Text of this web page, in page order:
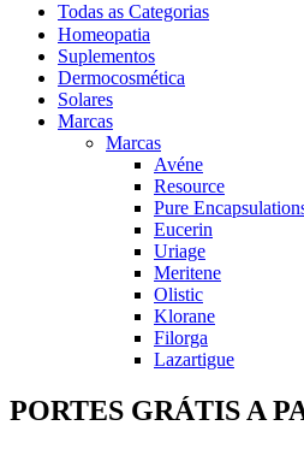
Todas as Categorias
Homeopatia
Suplementos
Dermocosmética
Solares
Marcas
Marcas
Avéne
Resource
Pure
Eucerin
Uriage
Meritene
Olistic
Klorane
Filorga
Lazartigue
PORTES GRÁTIS A